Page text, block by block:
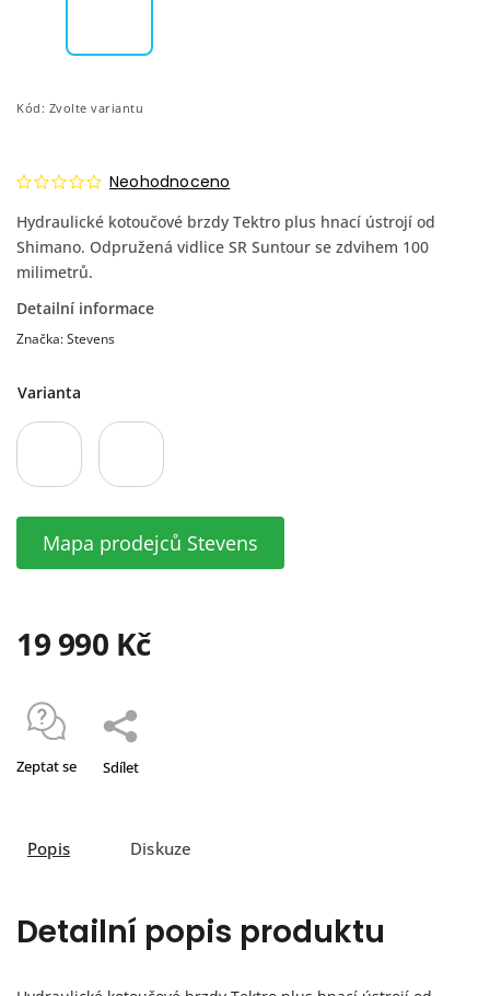
Kód: Zvolte variantu
Neohodnoceno
Hydraulické kotoučové brzdy Tektro plus hnací ústrojí od
Shimano. Odpružená vidlice SR Suntour se zdvihem 100
milimetrů.
Detailní informace
Značka:Stevens
Varianta
Mapa prodejců Stevens
19 990 Kč
Zeptat se Sdílet
Popis Diskuze
Detailní popis produktu